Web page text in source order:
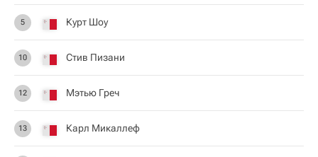
5 Курт Шоу
10 Стив Пизани
12 Мэтью Греч
13 Карл Микаллеф